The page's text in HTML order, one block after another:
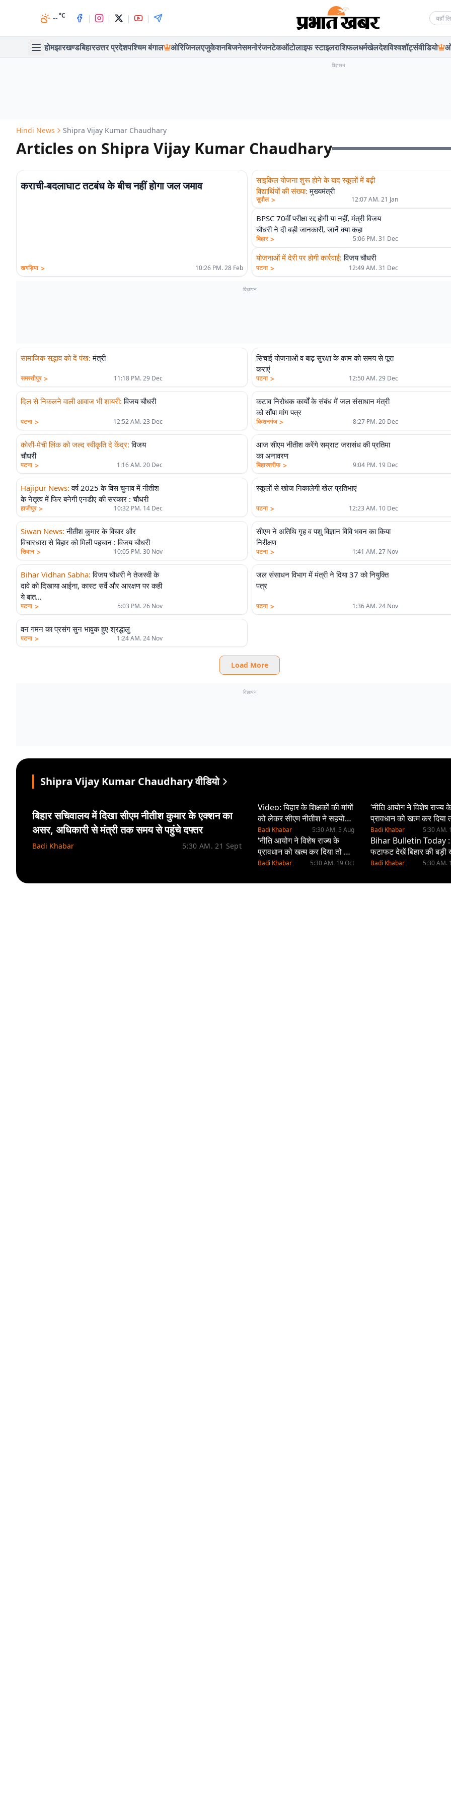
--°C | | | |
होमझारखण्डबिहारउत्तर प्रदेशपश्चिम बंगाल ओरिजिनलएजुकेशनबिजनेसमनोरंजनटेकऑटोलाइफ स्टाइलराशिफलधर्मखेलदेशविश्वशॉर्ट्सवीडियो
विज्ञापन
Hindi News Shipra Vijay Kumar Chaudhary
Articles on Shipra Vijay Kumar Chaudhary
कराची-बदलाघाट तटबंध के बीच नहीं होगा जल जमाव
खगड़िया > 10:26 PM. 28 Feb
साइकिल योजना शुरू होने के बाद स्कूलों में बढ़ी
विद्यार्थियों की संख्या: मुख्यमंत्री
सुपौल > 12:07 AM. 21 Jan
BPSC 70वीं परीक्षा रद्द होगी या नहीं, मंत्री विजय
चौधरी ने दी बड़ी जानकारी, जानें क्या कहा
बिहार > 5:06 PM. 31 Dec
योजनाओं में देरी पर होगी कार्रवाई: विजय चौधरी
पटना > 12:49 AM. 31 Dec
विज्ञापन
सामाजिक सद्भाव को दें पंख: मंत्री
समस्तीपुर > 11:18 PM. 29 Dec
सिंचाई योजनाओं व बाढ़ सुरक्षा के काम को समय से पूरा
कराएं
पटना > 12:50 AM. 29 Dec
दिल से निकलने वाली आवाज भी शायरी: विजय चौधरी
पटना > 12:52 AM. 23 Dec
कटाव निरोधक कार्यों के संबंध में जल संसाधान मंत्री
को सौंपा मांग पत्र
किशनगंज > 8:27 PM. 20 Dec
कोसी-मेची लिंक को जल्द स्वीकृति दे केंद्र: विजय
चौधरी
पटना > 1:16 AM. 20 Dec
आज सीएम नीतीश करेंगे सम्राट जरासंध की प्रतिमा
का अनावरण
बिहारशरीफ > 9:04 PM. 19 Dec
Hajipur News: वर्ष 2025 के विस चुनाव में नीतीश
के नेतृत्व में फिर बनेगी एनडीए की सरकार : चौधरी
हाजीपुर > 10:32 PM. 14 Dec
स्कूलों से खोज निकालेगी खेल प्रतिभाएं
पटना > 12:23 AM. 10 Dec
Siwan News: नीतीश कुमार के विचार और
विचारधारा से बिहार को मिली पहचान : विजय चौधरी
सिवान > 10:05 PM. 30 Nov
सीएम ने अतिथि गृह व पशु विज्ञान विवि भवन का किया
निरीक्षण
पटना > 1:41 AM. 27 Nov
Bihar Vidhan Sabha: विजय चौधरी ने तेजस्वी के
दावे को दिखाया आईना, कास्ट सर्वे और आरक्षण पर कही
ये बात…
पटना > 5:03 PM. 26 Nov
जल संसाधन विभाग में मंत्री ने दिया 37 को नियुक्ति
पत्र
पटना > 1:36 AM. 24 Nov
वन गमन का प्रसंग सुन भावुक हुए श्रद्धालु
पटना > 1:24 AM. 24 Nov
Load More
विज्ञापन
Shipra Vijay Kumar Chaudhary वीडियो
बिहार सचिवालय में दिखा सीएम नीतीश कुमार के एक्शन का
असर, अधिकारी से मंत्री तक समय से पहुंचे दफ्तर
Badi Khabar 5:30 AM. 21 Sept
Video: बिहार के शिक्षकों की मांगों
को लेकर सीएम नीतीश ने सहयोगी
दलों के साथ की बैठक, जानें क्या
हुई बात?
Badi Khabar 5:30 AM. 5 Aug
‘नीति आयोग ने विशेष राज्य के
प्रावधान को खत्म कर दिया तो हमें
विशेष सहायता ही दीजिए’
Badi Khabar 5:30 AM. 19 Oct
‘नीति आयोग ने विशेष राज्य
प्रावधान को खत्म कर दिया
विशेष सहायता ही दीजिए’
Badi Khabar 5:30 AM.
Bihar Bulletin Today :
फटाफट देखें बिहार की बड़ी
जानें अपने प्रदेश और शहर
Badi Khabar 5:30 AM.